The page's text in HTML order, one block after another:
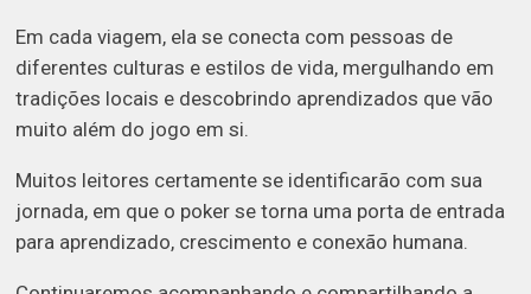
Em cada viagem, ela se conecta com pessoas de
diferentes culturas e estilos de vida, mergulhando em
tradições locais e descobrindo aprendizados que vão
muito além do jogo em si.
Muitos leitores certamente se identificarão com sua
jornada, em que o poker se torna uma porta de entrada
para aprendizado, crescimento e conexão humana.